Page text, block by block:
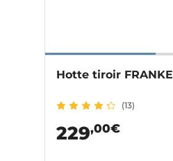
Hotte tiroir FRANKE
(13)
229,00€